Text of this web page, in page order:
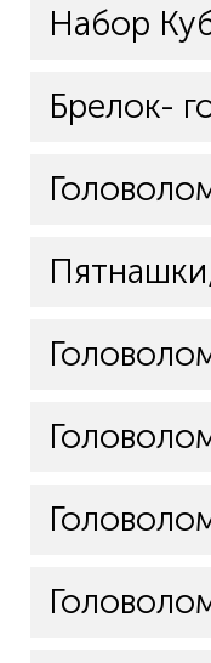
Набор
Брелок-